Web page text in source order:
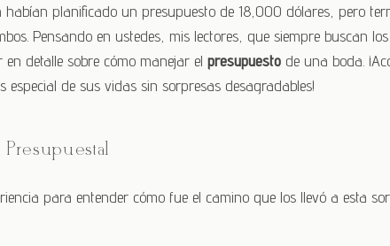
habían planificado un presupuesto de 18,000 dólares, pero
Pensando en ustedes, mis lectores, que siempre buscan
detalle sobre cómo manejar el presupuestode una boda.
de sus vidas sin sorpresas desagradables!
para entender cómo fue el camino que los llevó a esta